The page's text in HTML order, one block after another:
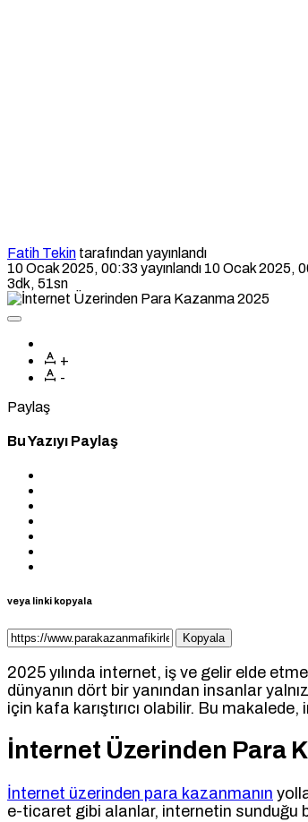
Fatih Tekin tarafından yayınlandı
10 Ocak 2025, 00:33 yayınlandı 10 Ocak 2025,
3dk, 51sn
+
-
Paylaş
Bu Yazıyı Paylaş
veya linki kopyala
Kopyala
2025 yılında internet, iş ve gelir elde
dünyanın dört bir yanından insanlar
için kafa karıştırıcı olabilir. Bu
İnternet Üzerinden Para
İnternet üzerinden para kazanmanın
e-ticaret gibi alanlar, internetin sunduğu